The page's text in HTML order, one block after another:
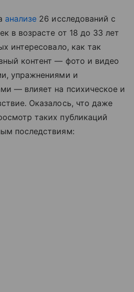
анализе 26 исследований с
в возрасте от 18 до 33 лет
интересовало, как так
контент — фото и видео
упражнениями и
— влияет на психическое и
Оказалось, что даже
таких публикаций
последствиям: